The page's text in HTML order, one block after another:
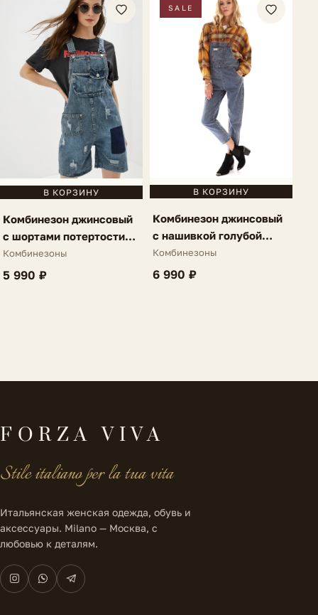
В КОРЗИНУ
Комбинезон джинсовый
с шортами потертости
Chieti
Комбинезоны
5 990 ₽
SALE
В КОРЗИНУ
Комбинезон джинсовый
с нашивкой голубой
Belgio
Комбинезоны
6 990 ₽
FORZA VIVA
Stile italiano per la tua vita
Итальянская женская одежда, обувь и
аксессуары. Milano — Москва, с
любовью к деталям.